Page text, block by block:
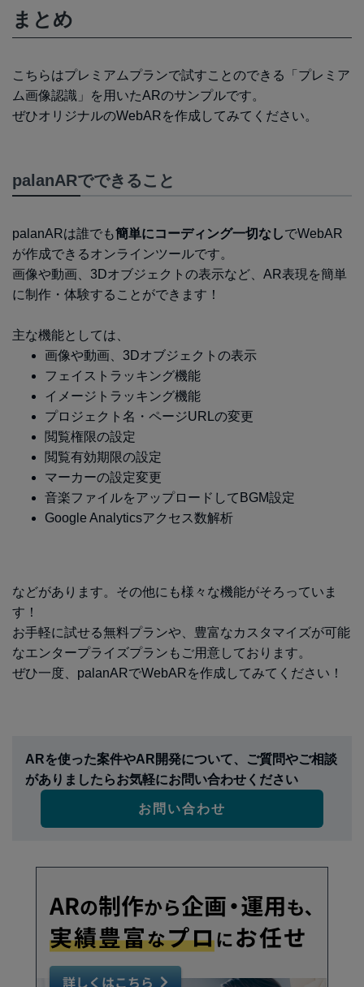
まとめ
こちらはプレミアムプランで試すことのできる「プレミア
ム画像認識」を用いたARのサンプルです。
ぜひオリジナルのWebARを作成してみてください。
palanARでできること
palanARは誰でも簡単にコーディング一切なしでWebAR
が作成できるオンラインツールです。
画像や動画、3Dオブジェクトの表示など、AR表現を簡単
に制作・体験することができます！
主な機能としては、
画像や動画、3Dオブジェクトの表示
フェイストラッキング機能
イメージトラッキング機能
プロジェクト名・ページURLの変更
閲覧権限の設定
閲覧有効期限の設定
マーカーの設定変更
音楽ファイルをアップロードしてBGM設定
Google Analyticsアクセス数解析
などがあります。その他にも様々な機能がそろっていま
す！
お手軽に試せる無料プランや、豊富なカスタマイズが可能
なエンタープライズプランもご用意しております。
ぜひ一度、palanARでWebARを作成してみてください！
ARを使った案件やAR開発について、ご質問やご相談
がありましたらお気軽にお問い合わせください
お問い合わせ